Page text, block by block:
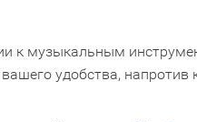
к музыкальным
удобства,